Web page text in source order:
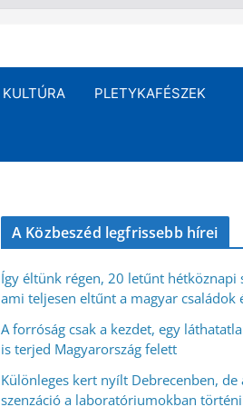
KULTÚRA PLETYKAFÉSZEK
A Közbeszéd legfrissebb hírei
Így éltünk régen, 20 letűnt hétköznapi
ami teljesen eltűnt a magyar családok
A forróság csak a kezdet, egy
is terjed Magyarország felett
Különleges kert nyílt Debrecenben, de
szenzáció a laboratóriumokban